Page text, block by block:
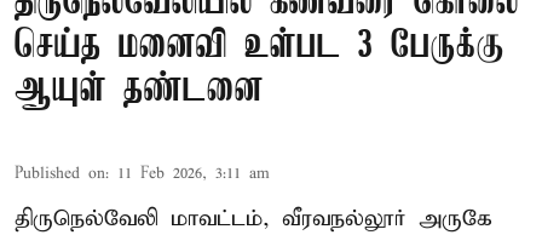
செய்த மனைவி உள்பட 3 பேருக்கு
ஆயுள் தண்டனை
Published on: 11 Feb 2026, 3:11 am
திருநெல்வேலி மாவட்டம், வீரவநல்லூர் அருகே